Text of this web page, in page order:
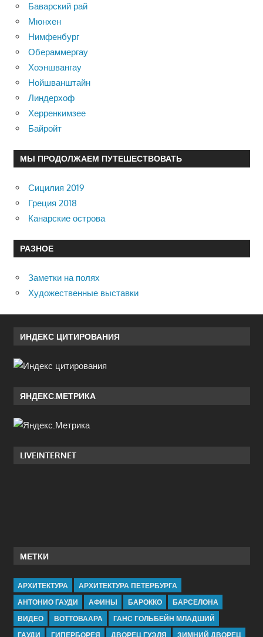
Баварский рай
Мюнхен
Нимфенбург
Обераммергау
Хоэншвангау
Нойшванштайн
Линдерхоф
Херренкимзее
Байройт
МЫ ПРОДОЛЖАЕМ ПУТЕШЕСТВОВАТЬ
Сицилия 2019
Греция 2018
Канарские острова
РАЗНОЕ
Заметки на полях
Художественные выставки
ИНДЕКС ЦИТИРОВАНИЯ
ЯНДЕКС.МЕТРИКА
LIVEINTERNET
МЕТКИ
АРХИТЕКТУРА
АРХИТЕКТУРА ПЕТЕРБУРГА
АНТОНИО ГАУДИ
АФИНЫ БАРОККО
БАРСЕЛОНА
ВИДЕО
ВОТТОВААРА
ГАНС ГОЛЬБЕЙН МЛАДШИЙ
ГАУДИ
ГИПЕРБОРЕЯ ДВОРЕЦ ГУЭЛЯ ЗИМНИЙ ДВОРЕЦ